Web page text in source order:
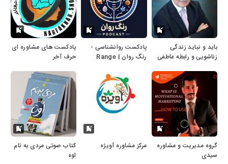
باید و نباید زندگی
زناشویی و رابطه عاطفی
پادکست روانشناسی -
رنگ روان | Range
پادکست های مشاوره ای
حرف آخر
گروه مدیریت و مشاوره
سیدی
مرکز مشاوره آویژه
کتاب صوتی مردی به نام
اوه